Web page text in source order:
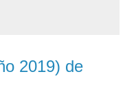
2019) de